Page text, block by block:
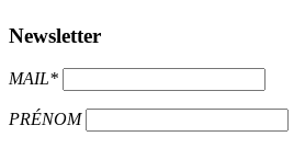
Newsletter
MAIL*
PRÉNOM